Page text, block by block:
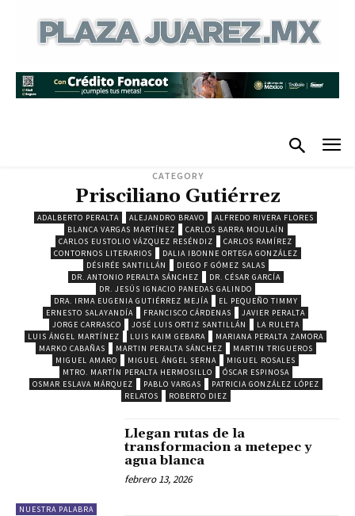
CATEGORY
Prisciliano Gutiérrez
ADALBERTO PERALTA ALEJANDRO BRAVO
ALFREDO RIVERA FLORES
BLANCA VARGAS MARTÍNEZ
CARLOS BARRA MOULAÍN
CARLOS EUSTOLIO VÁZQUEZ RESÉNDIZ
CARLOS RAMÍREZ
CONTORNOS LITERARIOS
DALIA IBONNE ORTEGA GONZÁLEZ
DÉSIRÉE SANTILLÁN
DIEGO F GÓMEZ SALAS
DR. ANTONIO PERALTA SÁNCHEZ
DR. CÉSAR GARCÍA
DR. JESÚS IGNACIO PANEDAS GALINDO
DRA. IRMA EUGENIA GUTIÉRREZ MEJÍA
EL PEQUEÑO TIMMY
ERNESTO SALAYANDÍA
FRANCISCO CÁRDENAS
JAVIER PERALTA
JORGE CARRASCO
JOSÉ LUIS ORTIZ SANTILLÁN
LA RULETA
LUIS ÁNGEL MARTÍNEZ
LUIS KAIM GEBARA
MARIANA PERALTA ZAMORA
MARKO CABAÑAS
MARTIN PERALTA SÁNCHEZ
MARTIN TRIGUEROS
MIGUEL AMARO
MIGUEL ÁNGEL SERNA
MIGUEL ROSALES
MTRO. MARTÍN PERALTA HERMOSILLO
ÓSCAR ESPINOSA
OSMAR ESLAVA MÁRQUEZ
PABLO VARGAS
PATRICIA GONZÁLEZ LÓPEZ
RELATOS
ROBERTO DIEZ
NUESTRA PALABRA
Llegan rutas de la
transformacion a metepec y
agua blanca
febrero 13, 2026